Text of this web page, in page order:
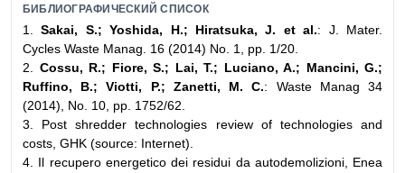
БИБЛИОГРАФИЧЕСКИЙ СПИСОК
1.Sakai, S.; Yoshida, H.; Hiratsuka, J. et al.: J. Mater.
Cycles Waste Manag. 16 (2014) No. 1, pp. 1/20.
2. Cossu, R.; Fiore, S.; Lai, T.; Luciano, A.; Mancini, G.;
Ruffino, B.; Viotti, P.; Zanetti, M. C.: Waste Manag 34
(2014), No. 10, pp. 1752/62.
3. Post shredder technologies review of technologies and
costs, GHK (source: Internet).
4. Il recupero energetico dei residui da autodemolizioni, Enea